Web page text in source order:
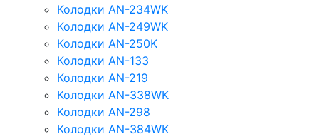
Колодки AN-234WK
Колодки AN-249WK
Колодки AN-250K
Колодки AN-133
Колодки AN-219
Колодки AN-338WK
Колодки AN-298
Колодки AN-384WK